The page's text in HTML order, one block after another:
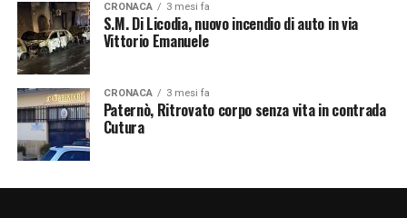
CRONACA 3 mesi fa
S.M. Di Licodia, nuovo incendio di auto in via
Vittorio Emanuele
CRONACA 3 mesi fa
Paternò, Ritrovato corpo senza vita in contrada
Cutura